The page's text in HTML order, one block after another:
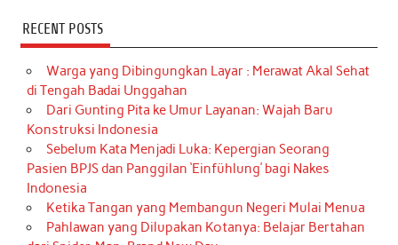
RECENT POSTS
Warga yang Dibingungkan Layar : Merawat Akal Sehat
di Tengah Badai Unggahan
Dari Gunting Pita ke Umur Layanan: Wajah Baru
Konstruksi Indonesia
Sebelum Kata Menjadi Luka: Kepergian Seorang
Pasien BPJS dan Panggilan ‘Einfühlung’ bagi Nakes
Indonesia
Ketika Tangan yang Membangun Negeri Mulai Menua
Pahlawan yang Dilupakan Kotanya: Belajar Bertahan